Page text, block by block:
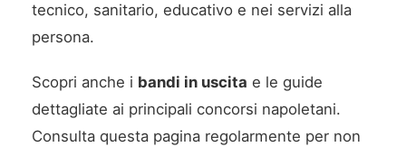
tecnico, sanitario, educativo e nei servizi alla
persona.
Scopri anche i bandi in uscita e le guide
dettagliate ai principali concorsi napoletani.
Consulta questa pagina regolarmente per non